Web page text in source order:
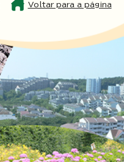
Voltar para a página